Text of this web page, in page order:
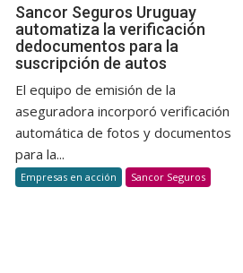
Sancor
Seguros
Uruguay
automatiza
la
verificación
dedocumentos
para
la
suscripción
Sancor Seguros Uruguay
automatiza la verificación
dedocumentos para la
suscripción de autos
El equipo de emisión de la
aseguradora incorporó verificación
automática de fotos y documentos
para la...
Empresas en acción Sancor Seguros